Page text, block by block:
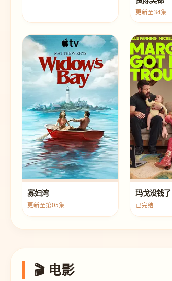
更新至34集
寡妇湾
更新至第05集
玛戈没钱了
已完结
🎬 电影